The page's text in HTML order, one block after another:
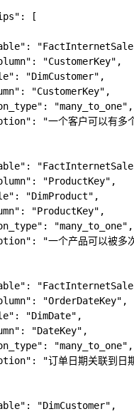
[
"CustomerKey",
"DimCustomer",
"CustomerKey",
"many_to_one",
"一个客户可以有多
"ProductKey",
"DimProduct",
"ProductKey",
"many_to_one",
"一个产品可以被多
"OrderDateKey",
"DimDate",
"DateKey",
"many_to_one",
"订单日期关联到日
"DimCustomer",